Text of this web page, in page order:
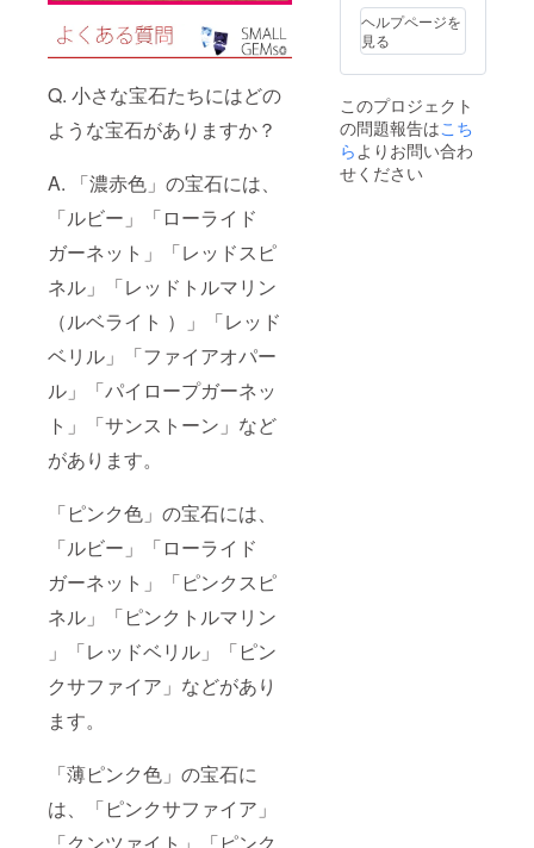
Q. 小さな宝石たちにはどの
ような宝石がありますか？
A. 「濃赤色」の宝石には、
「ルビー」「ローライド
ガーネット」「レッドスピ
ネル」「レッドトルマリン
（ルベライト ）」「レッド
ベリル」「ファイアオパー
ル」「パイロープガーネッ
ト」「サンストーン」など
があります。
「ピンク色」の宝石には、
「ルビー」「ローライド
ガーネット」「ピンクスピ
ネル」「ピンクトルマリン
」「レッドベリル」「ピン
クサファイア」などがあり
ます。
「薄ピンク色」の宝石に
は、「ピンクサファイア」
「クンツァイト」「ピンク
商品よ
りも発
送時期
が遅く
能性が
あるこ
とをご
了承の
上、お
ヘルプページを
見る
このプロジェクト
の問題報告はこち
ら よりお問い合わ
せください